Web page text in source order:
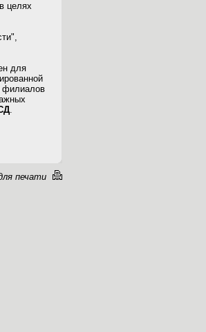
целях
для
филиалов
печати